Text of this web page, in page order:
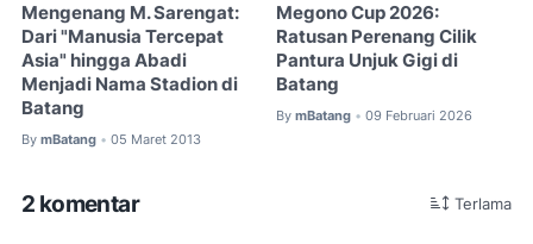
Mengenang M. Sarengat:
Dari "Manusia Tercepat
Asia" hingga Abadi
Menjadi Nama Stadion di
Batang
By mBatang • 05 Maret 2013
Megono Cup 2026:
Ratusan Perenang Cilik
Pantura Unjuk Gigi di
Batang
By mBatang • 09 Februari 2026
2 komentar Terlama